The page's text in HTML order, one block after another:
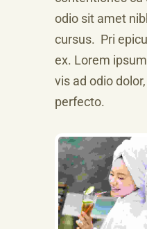
odio sit amet
cursus. Pri
ex. Lorem
vis ad odio
perfecto.